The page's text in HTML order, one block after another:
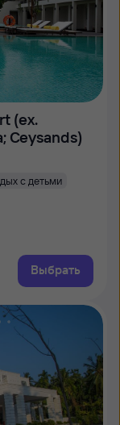
(ex.
Ceysands)
с детьми
Выбрать